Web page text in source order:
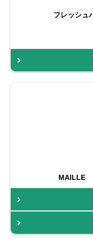
フレッシュ
MAILLE